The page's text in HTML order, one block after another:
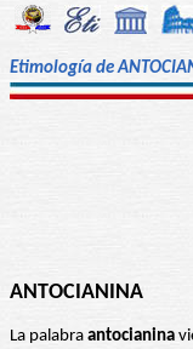
Etimología de
ANTOCIANINA
La palabra antocianina